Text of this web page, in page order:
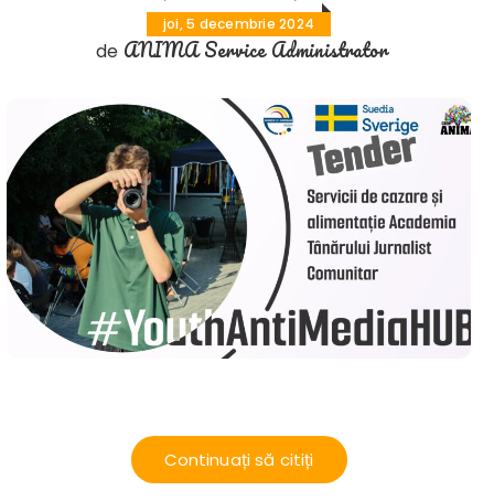
joi, 5 decembrie 2024
de ANIMA Service Administrator
Continuați să citiți